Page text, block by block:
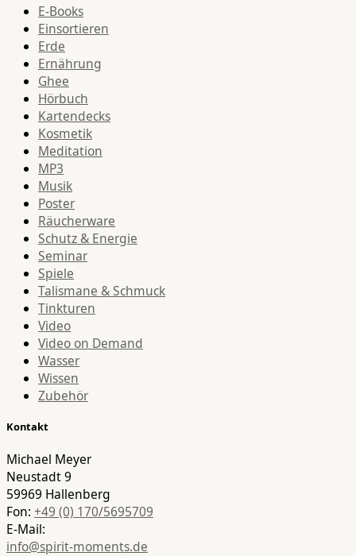
E-Books
Einsortieren
Erde
Ernährung
Ghee
Hörbuch
Kartendecks
Kosmetik
Meditation
MP3
Musik
Poster
Räucherware
Schutz & Energie
Seminar
Spiele
Talismane & Schmuck
Tinkturen
Video
Video on Demand
Wasser
Wissen
Zubehör
Kontakt
Michael Meyer
Neustadt 9
59969 Hallenberg
Fon: +49 (0) 170/5695709
E-Mail:
info@spirit-moments.de